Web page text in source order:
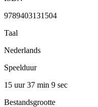
9789403131504
Taal
Nederlands
Speelduur
15 uur 37 min 9 sec
Bestandsgrootte